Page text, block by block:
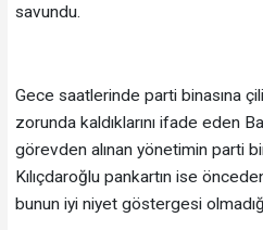
savundu.
Gece saatlerinde parti binasına
zorunda kaldıklarını ifade eden
görevden alınan yönetimin parti
Kılıçdaroğlu pankartın ise
bunun iyi niyet göstergesi